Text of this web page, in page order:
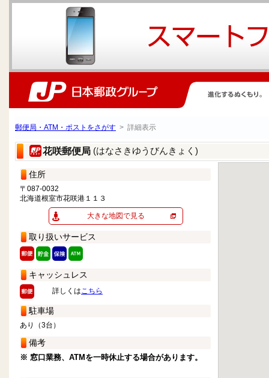
郵便局・ATM・ポストをさがす > 詳細表示
花咲郵便局 (はなさきゆうびんきょく)
住所
〒087-0032
北海道根室市花咲港１１３
大きな地図で見る
取り扱いサービス
キャッシュレス
詳しくはこちら
駐車場
あり（3台）
備考
※ 窓口業務、ATMを一時休止する場合があります。